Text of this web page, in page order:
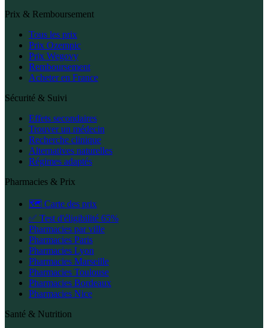
Prix & Remboursement
Tous les prix
Prix Ozempic
Prix Wegovy
Remboursement
Acheter en France
Sécurité & Suivi
Effets secondaires
Trouver un médecin
Recherche clinique
Alternatives naturelles
Régimes adaptés
Pharmacies & Prix
🗺️ Carte des prix
✅ Test d'éligibilité 65%
Pharmacies par ville
Pharmacies Paris
Pharmacies Lyon
Pharmacies Marseille
Pharmacies Toulouse
Pharmacies Bordeaux
Pharmacies Nice
Santé & Nutrition